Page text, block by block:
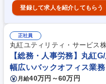
登録して求人を紹介してもらう
正社員
丸紅ユティリティ・サービス
【総務・人事労務】丸紅
幅広いバックオフィス業
月給40万円～60万円